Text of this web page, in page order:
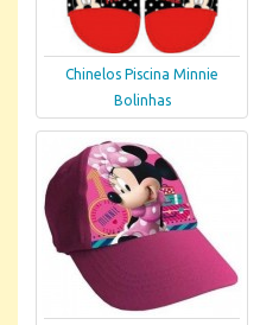
Chinelos Piscina Minnie
Bolinhas